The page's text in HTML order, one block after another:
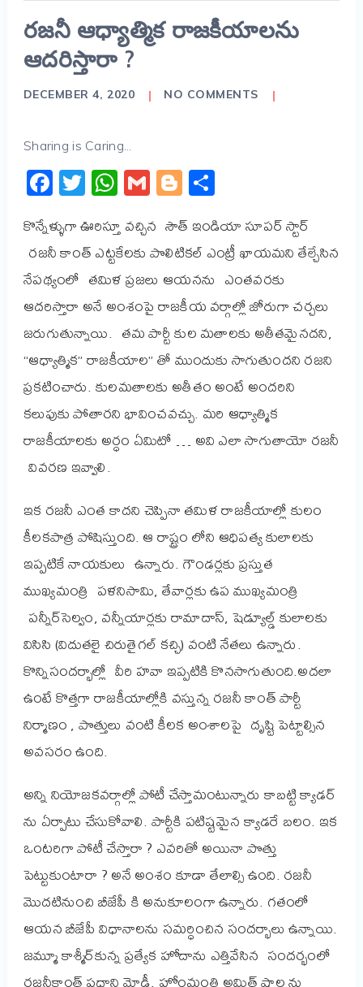
రజనీ ఆధ్యాత్మిక రాజకీయాలను
ఆదరిస్తారా ?
DECEMBER 4, 2020 NO COMMENTS
Sharing is Caring...
Facebook
Twitter
WhatsApp
GmailBlogger
Share
కొన్నేళ్ళుగా ఊరిస్తూ వచ్చిన సౌత్ ఇండియా సూపర్ స్టార్
రజనీ కాంత్ ఎట్టకేలకు పొలిటికల్ ఎంట్రీ ఖాయమని తేల్చేసిన
నేపథ్యంలో తమిళ ప్రజలు ఆయనను ఎంతవరకు
ఆదరిస్తారా అనే అంశంపై రాజకీయ వర్గాల్లో జోరుగా చర్చలు
జరుగుతున్నాయి. తమ పార్టీ కుల మతాలకు అతీతమైనదని,
“ఆధ్యాత్మిక” రాజకీయాల” తో ముందుకు సాగుతుందని రజని
ప్రకటించారు. కులమతాలకు అతీతం అంటే అందరిని
కలుపుకు పోతారని భావించవచ్చు. మరి ఆధ్యాత్మిక
రాజకీయాలకు అర్ధం ఏమిటో … అవి ఎలా సాగుతాయో రజనీ
వివరణ ఇవ్వాలి.
ఇక రజనీ ఎంత కాదని చెప్పినా తమిళ రాజకీయాల్లో కులం
కీలకపాత్ర పోషిస్తుంది. ఆ రాష్ట్రం లోని ఆధిపత్య కులాలకు
ఇప్పటికే నాయకులు ఉన్నారు. గౌండర్లకు ప్రస్తుత
ముఖ్యమంత్రి పళనిసామి, తేవార్లకు ఉప ముఖ్యమంత్రి
పన్నీర్‌సెల్వం, వన్నీయార్లకు రామాదాస్, షెడ్యూల్డ్ కులాలకు
విసిసి (విదుతలై చిరుతైగల్ కచ్చి) వంటి నేతలు ఉన్నారు.
కొన్నిసందర్భాల్లోవీరి హవా ఇప్పటికి కొనసాగుతుంది.అదలా
ఉంటే కొత్తగా రాజకీయాల్లోకి వస్తున్న రజనీ కాంత్ పార్టీ
నిర్మాణం , పొత్తులు వంటి కీలక అంశాలపై దృష్టి పెట్టాల్సిన
అవసరం ఉంది.
అన్ని నియోజకవర్గాల్లో పోటీ చేస్తామంటున్నారు కాబట్టి క్యాడర్
ను ఏర్పాటు చేసుకోవాలి. పార్టీకి పటిష్టమైన క్యాడరే బలం. ఇక
ఒంటరిగా పోటీ చేస్తారా ? ఎవరితో అయినా పొత్తు
పెట్టుకుంటారా ? అనే అంశం కూడా తేలాల్సి ఉంది. రజనీ
మొదటినుంచి బీజేపీ కి అనుకూలంగా ఉన్నారు. గతంలో
ఆయన బీజేపీ విధానాలను సమర్ధించిన సందర్భాలు ఉన్నాయి.
జమ్మూ కాశ్మీర్‌కున్న ప్రత్యేక హోదాను ఎత్తివేసిన సందర్భంలో